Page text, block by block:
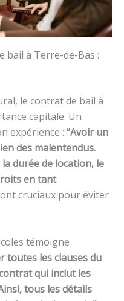
bail à Terre-de-Bas :
le contrat de bail à
capitale. Un
expérience : “Avoir un
des malentendus.
la durée de location, le
en tant
cruciaux pour éviter
témoigne
toutes les clauses du
qui inclut les
tous les détails